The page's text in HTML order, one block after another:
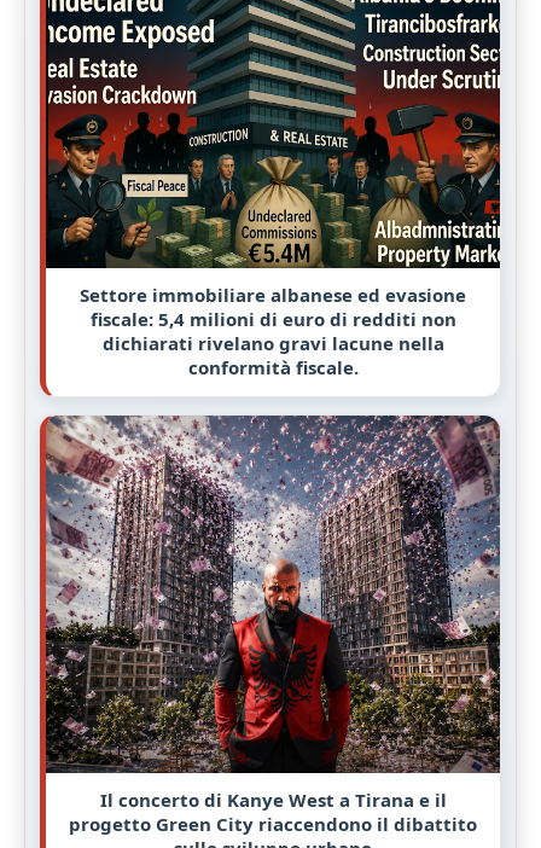
Settore immobiliare albanese ed evasione
fiscale: 5,4 milioni di euro di redditi non
dichiarati rivelano gravi lacune nella
conformità fiscale.
Il concerto di Kanye West a Tirana e il
progetto Green City riaccendono il dibattito